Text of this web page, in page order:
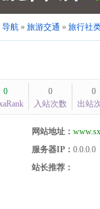
导航 » 旅游交通 » 旅行社
0
0
入站次数
0
出站
网站地址：
服务器IP： 0.0.0.0
站长推荐：